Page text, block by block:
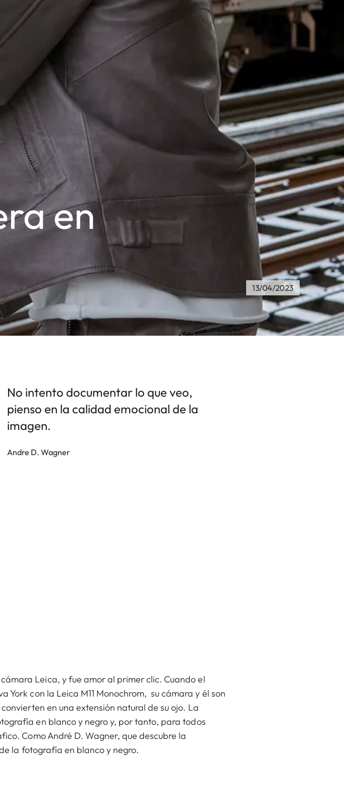
en
13/04/2023
No intento documentar lo que veo,
pienso en la calidad emocional de la
imagen.
Andre D. Wagner
Leica, y fue amor al primer clic. Cuando el
con la Leica M11 Monochrom, su cámara y él son
en una extensión natural de su ojo. La
en blanco y negro y, por tanto, para todos
Como André D. Wagner, que descubre la
la fotografía en blanco y negro.